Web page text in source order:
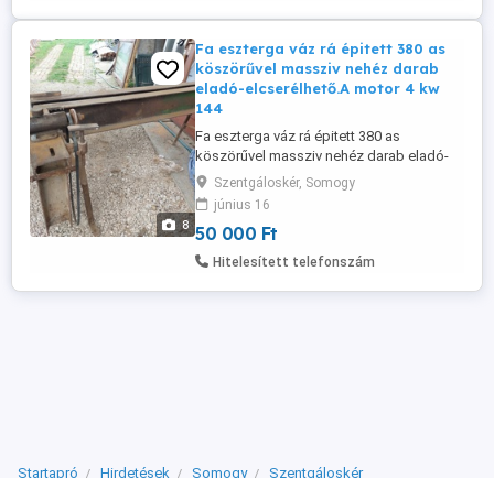
mini Ajánlott ...
8
Fa eszterga váz rá épitett 380 as
köszörűvel massziv nehéz darab
eladó-elcserélhető.A motor 4 kw
144
Fa eszterga váz rá épitett 380 as
köszörűvel massziv nehéz darab eladó-
elcserélhető.A motor 4 kw 1440 ford min
ez akár külön is vihető.
Szentgáloskér, Somogy
június 16
50 000 Ft
Hitelesített telefonszám
Startapró Hirdetések Somogy
Szentgáloskér